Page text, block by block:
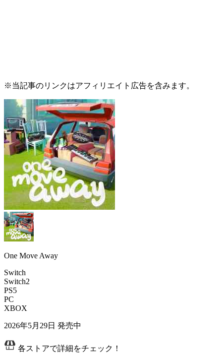
※当記事のリンクはアフィリエイト広告を含みます。
One Move Away
Switch
Switch2
PS5
PC
XBOX
2026年5月29日 発売中
各ストアで詳細をチェック！